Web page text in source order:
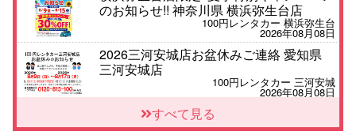
のお知らせ!! 神奈川県 横浜弥生台店
100円レンタカー 横浜弥生台
2026年08月08日
2026三河安城店お盆休みご連絡 愛知県
三河安城店
100円レンタカー 三河安城
2026年08月08日
☆ お盆特別乗り放題プラン ☆ 埼玉県 杉
戸店
すべて見る